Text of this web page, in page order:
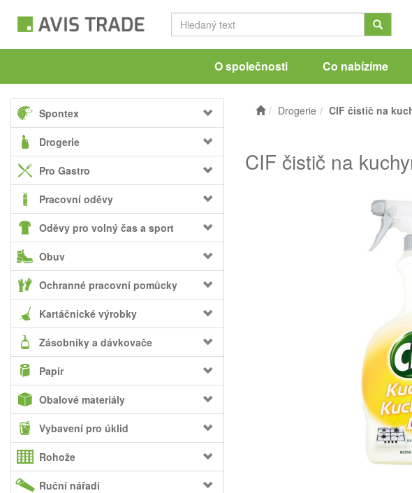
O společnosti Co nabízíme
Spontex
Drogerie
Pro Gastro
Pracovní oděvy
Oděvy pro volný čas a sport
Obuv
Ochranné pracovní pomůcky
Kartáčnické výrobky
Zásobníky a dávkovače
Papír
Obalové materiály
Vybavení pro úklid
Rohože
Ruční nářadí
Drogerie CIF čistič na
CIF čistič na